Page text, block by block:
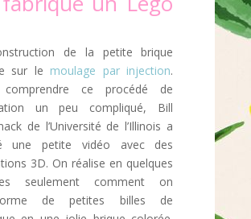
de la petite brique
sur le moulage par injection.
comprendre ce procédé de
un peu compliqué, Bill
de l’Université de l’Illinois a
une petite vidéo avec des
3D. On réalise en quelques
seulement comment on
de petites billes de